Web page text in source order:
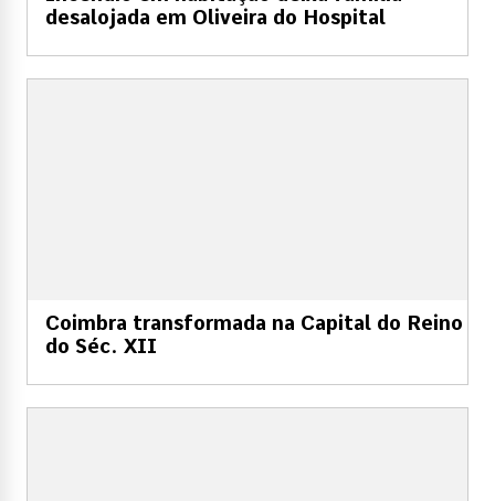
desalojada em Oliveira do Hospital
Coimbra transformada na Capital do Reino
do Séc. XII